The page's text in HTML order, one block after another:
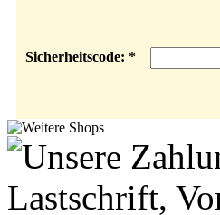
Sicherheitscode: *